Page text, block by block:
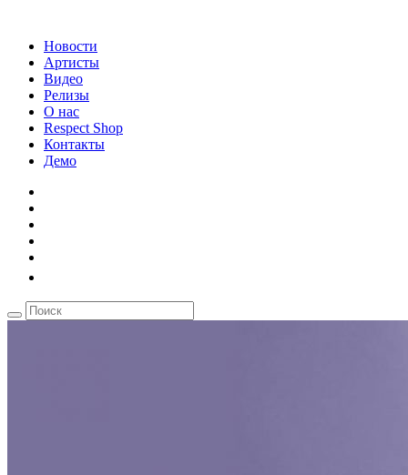
Новости
Артисты
Видео
Релизы
О нас
Respect Shop
Контакты
Демо